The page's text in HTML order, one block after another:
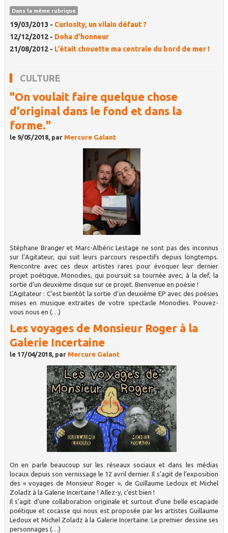
Dans la même rubrique
19/03/2013 - Curiosity, un vilain défaut ?
12/12/2012 - Doha d’honneur
21/08/2012 - L’était chouette ma centrale du bord de mer !
CULTURE
"On voulait faire quelque chose
d'original dans le fond et dans la
forme."
le 9/05/2018, par Mercure Galant
Stéphane Branger et Marc-Albéric Lestage ne sont pas des inconnus
sur l’Agitateur, qui suit leurs parcours respectifs depuis longtemps.
Rencontre avec ces deux artistes rares pour évoquer leur dernier
projet poétique, Monodies, qui poursuit sa tournée avec, à la clef, la
sortie d’un deuxième disque sur ce projet. Bienvenue en poésie !
L’Agitateur : C’est bientôt la sortie d’un deuxième EP avec des poésies
mises en musique extraites de votre spectacle Monodies. Pouvez-
vous nous en (…)
Les voyages de Monsieur Roger à la
Galerie Incertaine
le 17/04/2018, par Mercure Galant
On en parle beaucoup sur les réseaux sociaux et dans les médias
locaux depuis son vernissage le 12 avril dernier. Il s’agit de l’exposition
des « voyages de Monsieur Roger », de Guillaume Ledoux et Michel
Zoladz à la Galerie Incertaine ! Allez-y, c’est bien !
Il s’agit d’une collaboration originale et surtout d’une belle escapade
poétique et cocasse qui nous est proposée par les artistes Guillaume
Ledoux et Michel Zoladz à la Galerie Incertaine. Le premier dessine ses
personnages (…)